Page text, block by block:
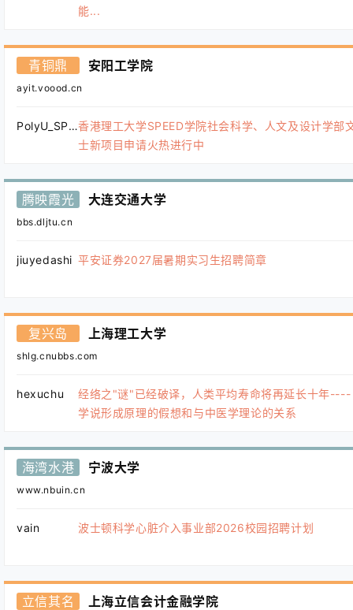
能...
青铜鼎 安阳工学院
ayit.voood.cn
PolyU_SPEED香港理工大学SPEED学院社会科学、人文及设计学部
士新项目申请火热进行中
腾映霞光 大连交通大学
bbs.dljtu.cn
jiuyedashi 平安证券2027届暑期实习生招聘简章
复兴岛 上海理工大学
shlg.cnubbs.com
hexuchu
经络之"谜"已经破译，人类平均寿命将再延长十年
学说形成原理的假想和与中医学理论的关系
海湾水港 宁波大学
www.nbuin.cn
vain 波士顿科学心脏介入事业部2026校园招聘计划
立信其名 上海立信会计金融学院